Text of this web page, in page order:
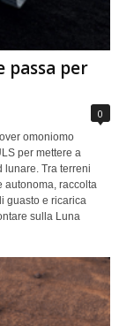
passa per
0
omoniomo
per mettere a
lunare. Tra terreni
autonoma, raccolta
guasto e ricarica
sulla Luna